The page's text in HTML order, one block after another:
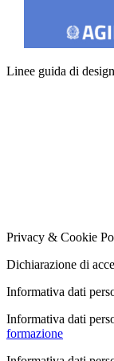
Linee guida di
Privacy & Cookie
Dichiarazione di
Informativa dati
Informativa dati
formazione